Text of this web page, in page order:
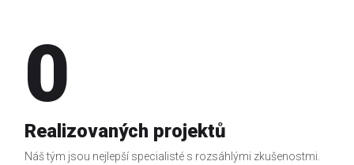
0
Realizovaných projektů
Náš tým jsou nejlepší specialisté s rozsáhlými zkušenostmi.